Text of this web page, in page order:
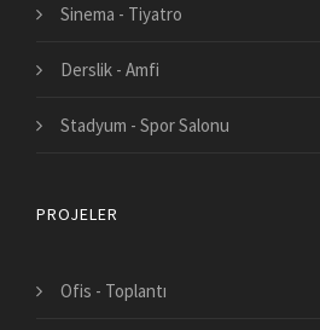
Sinema - Tiyatro
Derslik - Amfi
Stadyum - Spor Salonu
PROJELER
Ofis - Toplantı